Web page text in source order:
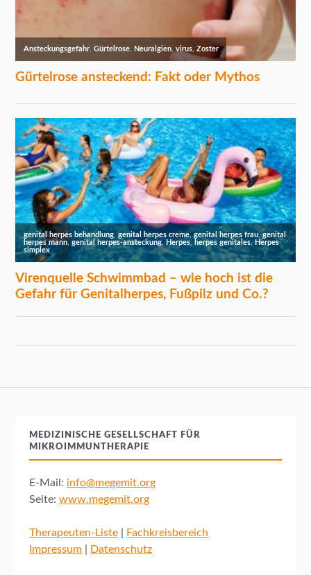
MEDIZINISCHE GESELLSCHAFT FÜR
MIKROIMMUNTHERAPIE
E-Mail: info@megemit.org
Seite:www.megemit.org
Therapeuten-Liste
Fachkreisbereich
Impressum
Datenschutz